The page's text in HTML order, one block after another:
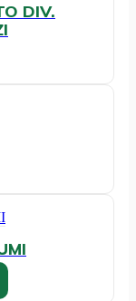
DIV.